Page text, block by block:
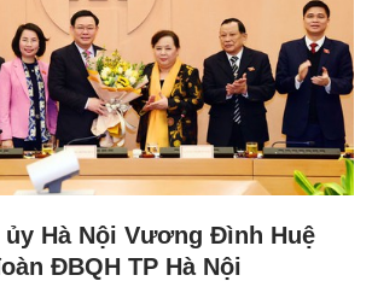
Hà Nội Vương Đình Huệ
ĐBQH TP Hà Nội